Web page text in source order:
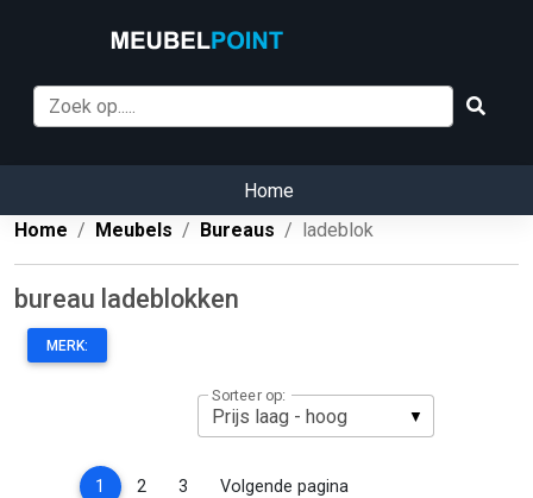
Home
Home
Meubels Bureaus ladeblok
bureau ladeblokken
MERK:
Sorteer op:
1 (current)
2 3 Volgende pagina